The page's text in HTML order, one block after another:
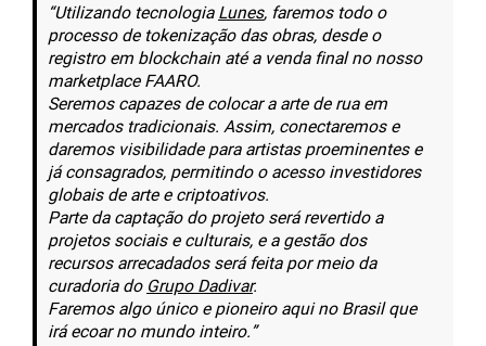
“Utilizando tecnologiaLunes, faremos todo o
processo de tokenização das obras, desde o
registro em blockchain até a venda final no nosso
marketplace FAARO.
Seremos capazes de colocar a arte de rua em
mercados tradicionais. Assim, conectaremos e
daremos visibilidade para artistas proeminentes e
já consagrados, permitindo o acesso investidores
globais de arte e criptoativos.
Parte da captação do projeto será revertido a
projetos sociais e culturais, e a gestão dos
recursos arrecadados será feita por meio da
curadoria doGrupo Dadivar.
Faremos algo único e pioneiro aqui no Brasil que
irá ecoar no mundo inteiro.”